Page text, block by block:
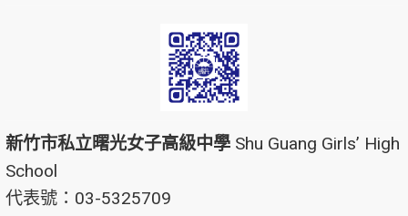
新竹市私立曙光女子高級中學 Shu Guang Girls’ High
School
代表號：03-5325709